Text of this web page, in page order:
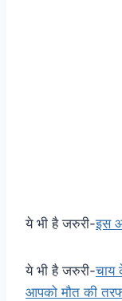
ये भी है जरुरी-इस
ये भी है जरुरी-चाय
आपको मौत की